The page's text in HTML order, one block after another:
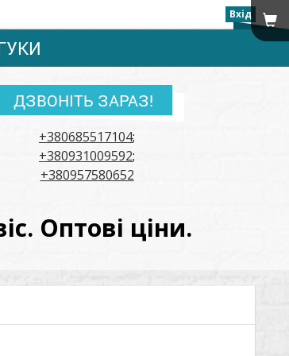
Вхід
ДЗВОНІТЬ ЗАРАЗ!
+380685517104;
+380931009592;
+380957580652
Оптові ціни.